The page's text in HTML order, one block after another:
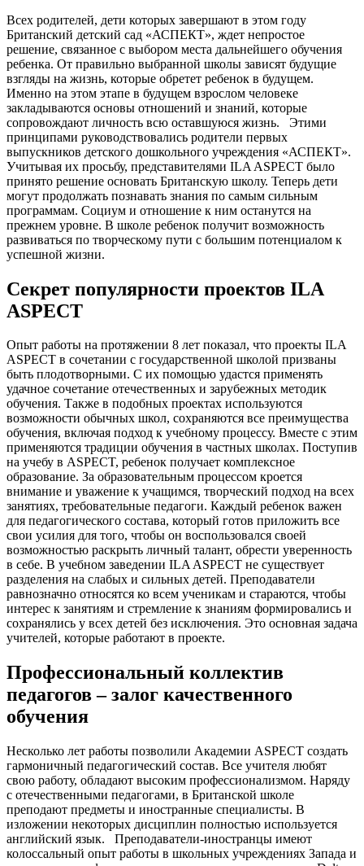
Всех родителей, дети которых завершают в этом году
Британский детский сад «АСПЕКТ», ждет непростое
решение, связанное с выбором места дальнейшего обучения
ребенка. От правильно выбранной школы зависят будущие
взгляды на жизнь, которые обретет ребенок в будущем.
Именно на этом этапе в будущем взрослом человеке
закладываются основы отношений и знаний, которые
сопровождают личность всю оставшуюся жизнь. Этими
принципами руководствовались родители первых
выпускников детского дошкольного учреждения «АСПЕКТ».
Учитывая их просьбу, представителями ILA ASPECT было
принято решение основать Британскую школу. Теперь дети
могут продолжать познавать знания по самым сильным
программам. Социум и отношение к ним останутся на
прежнем уровне. В школе ребенок получит возможность
развиваться по творческому пути с большим потенциалом к
успешной жизни.
Секрет популярности проектов ILA
ASPECT
Опыт работы на протяжении 8 лет показал, что проекты ILA
ASPECT в сочетании с государственной школой призваны
быть плодотворными. С их помощью удастся применять
удачное сочетание отечественных и зарубежных методик
обучения. Также в подобных проектах используются
возможности обычных школ, сохраняются все преимущества
обучения, включая подход к учебному процессу. Вместе с этим
применяются традиции обучения в частных школах. Поступив
на учебу в ASPECT, ребенок получает комплексное
образование. За образовательным процессом кроется
внимание и уважение к учащимся, творческий подход на всех
занятиях, требовательные педагоги. Каждый ребенок важен
для педагогического состава, который готов приложить все
свои усилия для того, чтобы он воспользовался своей
возможностью раскрыть личный талант, обрести уверенность
в себе. В учебном заведении ILA ASPECT не существует
разделения на слабых и сильных детей. Преподаватели
равнозначно относятся ко всем ученикам и стараются, чтобы
интерес к занятиям и стремление к знаниям формировались и
сохранялись у всех детей без исключения. Это основная задача
учителей, которые работают в проекте.
Профессиональный коллектив
педагогов – залог качественного
обучения
Несколько лет работы позволили Академии ASPECT создать
гармоничный педагогический состав. Все учителя любят
свою работу, обладают высоким профессионализмом. Наряду
с отечественными педагогами, в Британской школе
преподают предметы и иностранные специалисты. В
изложении некоторых дисциплин полностью используется
английский язык. Преподаватели-иностранцы имеют
колоссальный опыт работы в школьных учреждениях Запада и